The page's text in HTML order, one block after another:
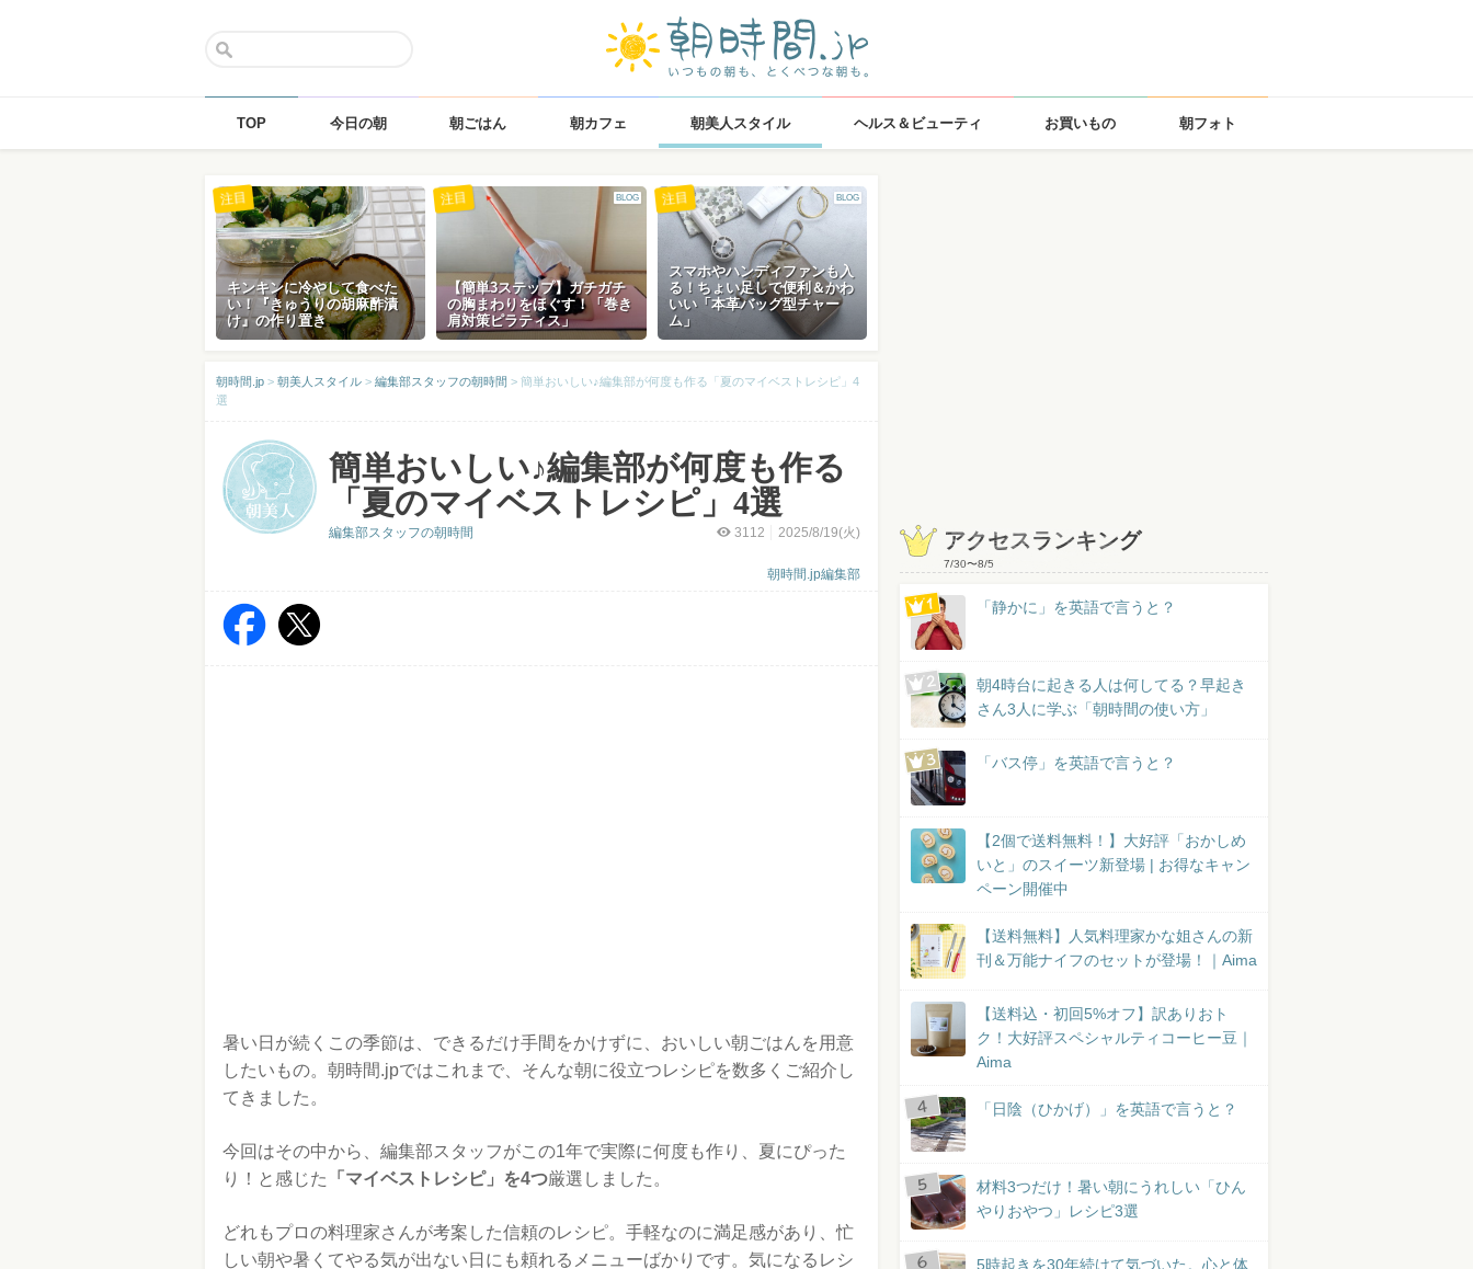
TOP 今日の朝 朝ごはん 朝カフェ 朝美人スタイル ヘルス＆ビューティ お買いもの 朝フォト
キンキンに冷やして食べた
い！『きゅうりの胡麻酢漬
け』の作り置き
注目 BLOG
【簡単3ステップ】ガチガチ
の胸まわりをほぐす！「巻き
肩対策ピラティス」
注目 BLOG
スマホやハンディファンも入
る！ちょい足しで便利＆かわ
いい「本革バッグ型チャー
ム」
注目
朝時間.jp > 朝美人スタイル > 編集部スタッフの朝時間 > 簡単おいしい♪編集部が何度も作る「夏のマイベストレシピ」4
選
簡単おいしい♪編集部が何度も作る
「夏のマイベストレシピ」4選
3112 2025/8/19(火)
朝時間.jp編集部
編集部スタッフの朝時間
暑い日が続くこの季節は、できるだけ手間をかけずに、おいしい朝ごはんを用意
したいもの。朝時間.jpではこれまで、そんな朝に役立つレシピを数多くご紹介し
てきました。
今回はその中から、編集部スタッフがこの1年で実際に何度も作り、夏にぴった
り！と感じた
「マイベストレシピ」を4つ厳選しました。
どれもプロの料理家さんが考案した信頼のレシピ。手軽なのに満足感があり、忙
しい朝や暑くてやる気が出ない日にも頼れるメニューばかりです。気になるレシ
アクセスランキング
7/30〜8/5
「静かに」を英語で言うと？
朝4時台に起きる人は何してる？早起き
さん3人に学ぶ「朝時間の使い方」
「バス停」を英語で言うと？
【2個で送料無料！】大好評「おかしめ
いと」のスイーツ新登場 | お得なキャン
ペーン開催中
【送料無料】人気料理家かな姐さんの新
刊＆万能ナイフのセットが登場！｜Aima
【送料込・初回5%オフ】訳ありおト
ク！大好評スペシャルティコーヒー豆｜
Aima
「日陰（ひかげ）」を英語で言うと？
材料3つだけ！暑い朝にうれしい「ひん
やりおやつ」レシピ3選
5時起きを30年続けて気づいた。心と体